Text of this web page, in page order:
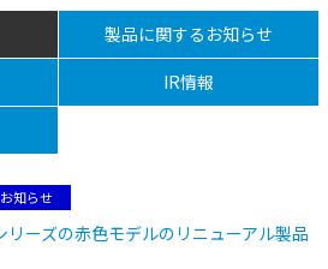
製品に関するお知らせ
IR情報
知らせ
リーズの赤色モデルのリニューアル製品